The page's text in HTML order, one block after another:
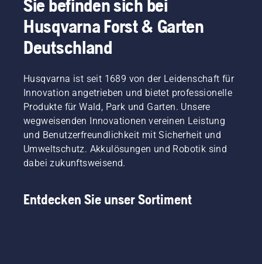
Sie befinden sich bei
Husqvarna Forst & Garten
Deutschland
Husqvarna ist seit 1689 von der Leidenschaft für
Innovation angetrieben und bietet professionelle
Produkte für Wald, Park und Garten. Unsere
wegweisenden Innovationen vereinen Leistung
und Benutzerfreundlichkeit mit Sicherheit und
Umweltschutz. Akkulösungen und Robotik sind
dabei zukunftsweisend.
Entdecken Sie unser Sortiment